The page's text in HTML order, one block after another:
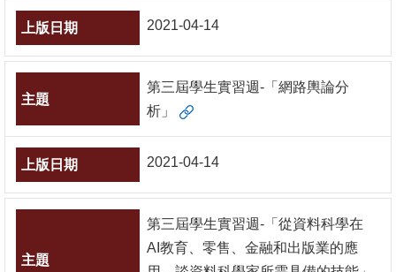
2021-04-14
第三屆學生實習週-「網路輿論分
析」
2021-04-14
第三屆學生實習週-「從資料科學在
AI教育、零售、金融和出版業的應